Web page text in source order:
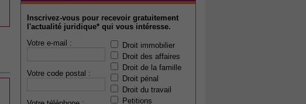
Inscrivez-vous pour recevoir gratuitement
l'actualité juridique* qui vous intéresse.
Votre e-mail :
Votre code postal :
Droit immobilier
Droit des affaires
Droit de la famille
Droit pénal
Droit du travail
Petitions